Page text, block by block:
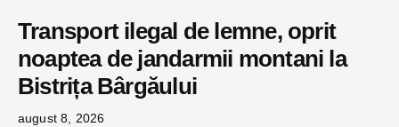
Transport ilegal de lemne, oprit
noaptea de jandarmii montani la
Bistrița Bârgăului
august 8, 2026